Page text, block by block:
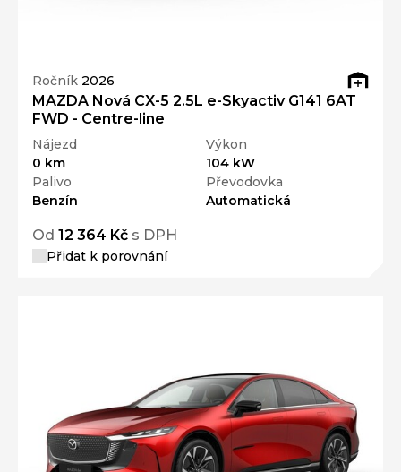
Ročník 2026
MAZDA Nová CX-5 2.5L e-Skyactiv G141 6AT
FWD - Centre-line
Nájezd
0 km
Výkon
104 kW
Palivo
Benzín
Převodovka
Automatická
Od 12 364 Kč s DPH
Přidat k porovnání